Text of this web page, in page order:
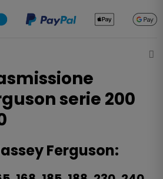
serie 200
Ferguson: